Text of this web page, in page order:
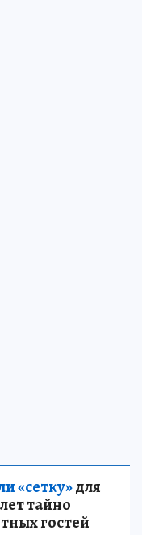
«сетку»для
тайно
гостей